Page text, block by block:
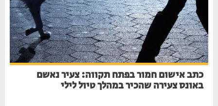
כתב אישום חמור בפתח תקווה: צעיר נאשם
באונס צעירה שהכיר במהלך טיול לילי